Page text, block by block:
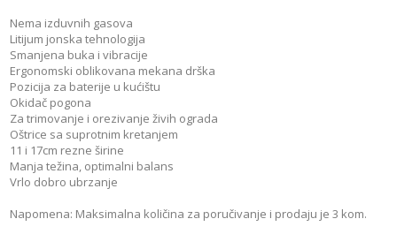
Nema izduvnih gasova
Litijum jonska tehnologija
Smanjena buka i vibracije
Ergonomski oblikovana mekana drška
Pozicija za baterije u kućištu
Okidač pogona
Za trimovanje i orezivanje živih ograda
Oštrice sa suprotnim kretanjem
11 i 17cm rezne širine
Manja težina, optimalni balans
Vrlo dobro ubrzanje
Napomena: Maksimalna količina za poručivanje i prodaju je 3 kom.